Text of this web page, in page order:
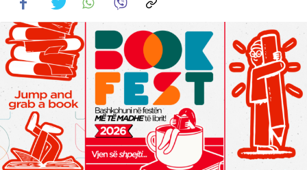
Pikëpamje
Art Jete
Kulturë
Showbiz
Ekonomi